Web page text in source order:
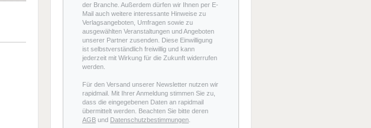
der Branche. Außerdem dürfen wir Ihnen per E-
Mail auch weitere interessante Hinweise zu
Verlagsangeboten, Umfragen sowie zu
ausgewählten Veranstaltungen und Angeboten
unserer Partner zusenden. Diese Einwilligung
ist selbstverständlich freiwillig und kann
jederzeit mit Wirkung für die Zukunft widerrufen
werden.
Für den Versand unserer Newsletter nutzen wir
rapidmail. Mit Ihrer Anmeldung stimmen Sie zu,
dass die eingegebenen Daten an rapidmail
übermittelt werden. Beachten Sie bitte deren
AGB und Datenschutzbestimmungen